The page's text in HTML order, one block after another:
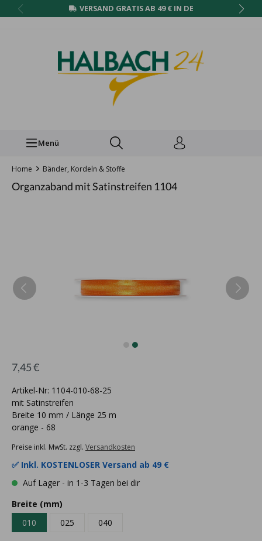
VERSAND GRATIS AB 49 € IN DE
Menü
Home Bänder, Kordeln & Stoffe
Organzaband mit Satinstreifen 1104
7,45 €
Artikel-Nr: 1104-010-68-25
mit Satinstreifen
Breite 10 mm / Länge 25 m
orange - 68
Preise inkl. MwSt. zzgl. Versandkosten
✅ Inkl. KOSTENLOSER Versand ab 49 €
Auf Lager - in 1-3 Tagen bei dir
Breite (mm)
010
025 040